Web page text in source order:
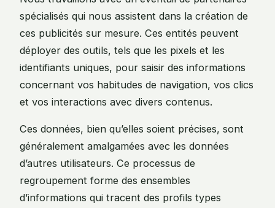
spécialisés qui nous assistent dans la création de
ces publicités sur mesure. Ces entités peuvent
déployer des outils, tels que les pixels et les
identifiants uniques, pour saisir des informations
concernant vos habitudes de navigation, vos clics
et vos interactions avec divers contenus.
Ces données, bien qu’elles soient précises, sont
généralement amalgamées avec les données
d’autres utilisateurs. Ce processus de
regroupement forme des ensembles
d’informations qui tracent des profils types